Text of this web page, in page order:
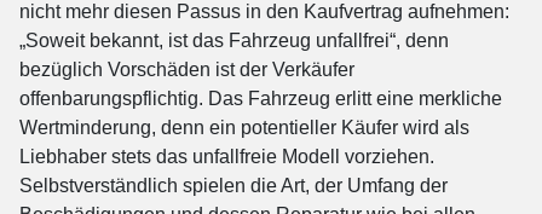
nicht mehr diesen Passus in den Kaufvertrag aufnehmen:
„Soweit bekannt, ist das Fahrzeug unfallfrei“, denn
bezüglich Vorschäden ist der Verkäufer
offenbarungspflichtig. Das Fahrzeug erlitt eine merkliche
Wertminderung, denn ein potentieller Käufer wird als
Liebhaber stets das unfallfreie Modell vorziehen.
Selbstverständlich spielen die Art, der Umfang der